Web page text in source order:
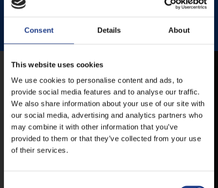
Consent Details About
This website uses cookies
We use cookies to personalise content and ads, to
provide social media features and to analyse our traffic.
We also share information about your use of our site with
our social media, advertising and analytics partners who
may combine it with other information that you’ve
provided to them or that they’ve collected from your use
of their services.
HISTÓRIA KERT
ROSÉ, RIESLING AND JAZZ DAYS
MOBILE APP
VESZPRÉMFEST
DOWNLOAD APPLICATION HAS TO GET